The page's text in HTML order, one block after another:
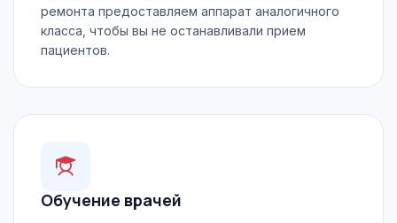
ремонта предоставляем аппарат аналогичного
класса, чтобы вы не останавливали прием
пациентов.
Обучение врачей